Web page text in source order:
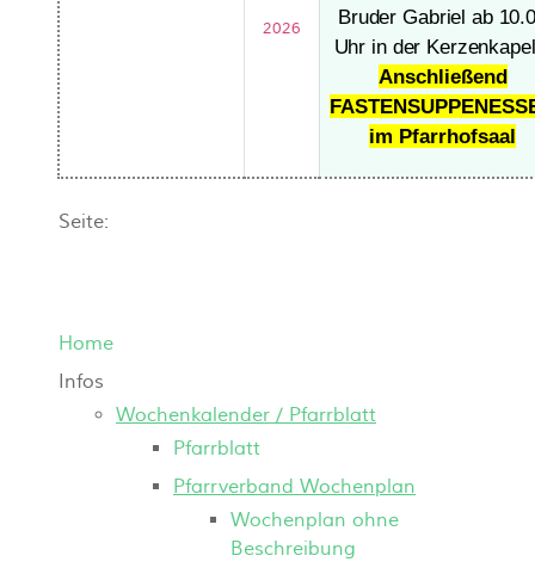
2026
Bruder Gabriel ab
Uhr in der
Anschließend
im Pfarrhofsaal
Seite:
Home
Infos
Wochenkalender / Pfarrblatt
Pfarrblatt
Pfarrverband Wochenplan
Wochenplan ohne
Beschreibung